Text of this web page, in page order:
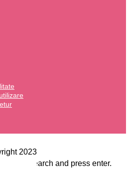
2023
want to search and press enter.